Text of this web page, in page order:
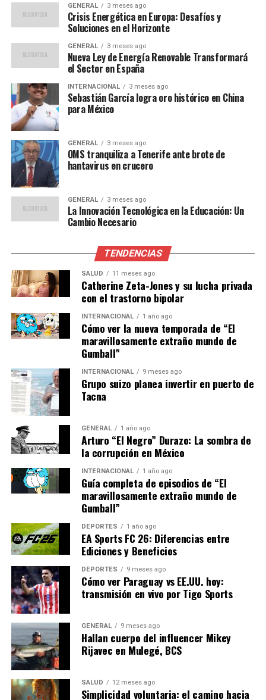
Araujo, Cubarsí y Gerard Martín. En el medio campo,
Frenkie de Jong, Pedri y Fermín serán los encargados de
manejar el ritmo del juego, mientras que Raphinha,
Rashford y Lewandowski liderarán el ataque.
El Getafe, por su parte, probablemente contará con
Soria en la portería, respaldado por una defensa de
cinco hombres: Kiko Femenía, Djené, Abqar, Duarte y
Diego Rico. En el medio campo, Mario Martín, Milla y
Arambarri buscarán controlar el juego, con Liso y Borja
Mayoral como principales amenazas ofensivas.
Transmisión y Expectativas
El partido será transmitido en directo por Antena 3
Deportes, ofreciendo cobertura completa que incluye la
minuto. Este enfrentamiento es crucial para ambos
equipos, no solo por los puntos en juego, sino también
por la moral y el impulso que una victoria podría
proporcionar.
Expertos en fútbol han destacado la importancia de este
encuentro para el Barça, especialmente en un momento
en que el Real Madrid está mostrando una forma
impecable.
“Es un partido clave para el
Barça. Necesitan ganar
para mantener la presión
sobre el Madrid,” comentó
un analista deportivo.
Mirando Hacia el Futuro
Con la temporada aún en sus primeras etapas, ambos
equipos tienen mucho que demostrar. Para el Barça, una
victoria no solo significaría mantener el ritmo con el
líder de la liga, sino también afirmar su capacidad para
superar las adversidades de las lesiones. Para el Getafe,
un buen resultado podría consolidar su posición como
contendiente serio en la liga.
El desenlace de este partido podría tener implicaciones
significativas para el resto de la temporada,
estableciendo el tono para las próximas semanas de
GENERAL 3 meses ago
Crisis Energética en Europa: Desafíos y
Soluciones en el Horizonte
GENERAL 3 meses ago
Nueva Ley de Energía Renovable Transformará
el Sector en España
INTERNACIONAL 3 meses ago
Sebastián García logra oro histórico en China
para México
GENERAL 3 meses ago
OMS tranquiliza a Tenerife ante brote de
hantavirus en crucero
GENERAL 3 meses ago
La Innovación Tecnológica en la Educación: Un
Cambio Necesario
TENDENCIAS
SALUD 11 meses ago
Catherine Zeta-Jones y su lucha privada
con el trastorno bipolar
INTERNACIONAL 1 año ago
Cómo ver la nueva temporada de “El
maravillosamente extraño mundo de
Gumball”
INTERNACIONAL 9 meses ago
Grupo suizo planea invertir en puerto de
Tacna
GENERAL 1 año ago
Arturo “El Negro” Durazo: La sombra de
la corrupción en México
INTERNACIONAL 1 año ago
Guía completa de episodios de “El
maravillosamente extraño mundo de
Gumball”
DEPORTES 1 año ago
EA Sports FC 26: Diferencias entre
Ediciones y Beneficios
DEPORTES 9 meses ago
Cómo ver Paraguay vs EE.UU. hoy:
transmisión en vivo por Tigo Sports
GENERAL 9 meses ago
Hallan cuerpo del influencer Mikey
Rijavec en Mulegé, BCS
SALUD 12 meses ago
Simplicidad voluntaria: el camino hacia